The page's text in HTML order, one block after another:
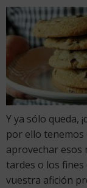
Y ya sólo queda,
por ello tenemos
aprovechar esos
tardes o los
vuestra afición